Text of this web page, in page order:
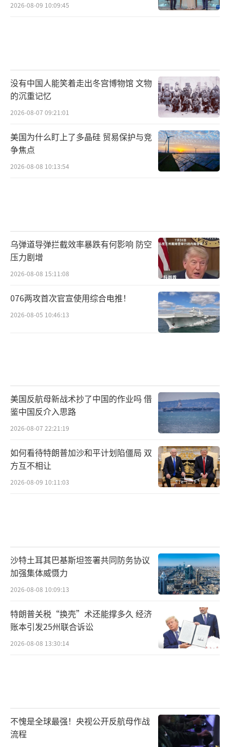
2026-08-09 10:09:45
没有中国人能笑着走出冬宫博物馆 文物
的沉重记忆
2026-08-07 09:21:01
美国为什么盯上了多晶硅 贸易保护与竞
争焦点
2026-08-08 10:13:54
乌弹道导弹拦截效率暴跌有何影响 防空
压力剧增
2026-08-08 15:11:08
076两攻首次官宣使用综合电推！
2026-08-05 10:46:13
美国反航母新战术抄了中国的作业吗 借
鉴中国反介入思路
2026-08-07 22:21:19
如何看待特朗普加沙和平计划陷僵局 双
方互不相让
2026-08-09 10:11:03
沙特土耳其巴基斯坦签署共同防务协议
加强集体威慑力
2026-08-08 10:09:13
特朗普关税“换壳”术还能撑多久 经济
账本引发25州联合诉讼
2026-08-08 13:30:14
不愧是全球最强！央视公开反航母作战
流程